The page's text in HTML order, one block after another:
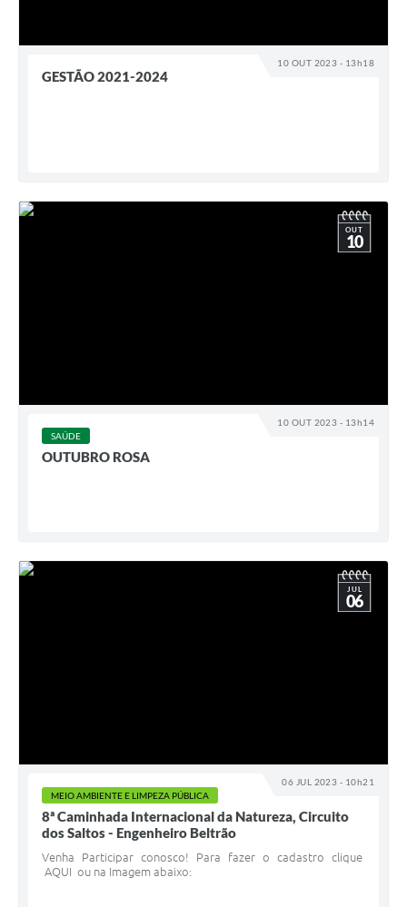
10 OUT 2023 - 13h18
GESTÃO 2021-2024
10 OUT 2023 - 13h14
OUT
10
SAÚDE
OUTUBRO ROSA
06 JUL 2023 - 10h21
JUL
06
MEIO AMBIENTE E LIMPEZA PÚBLICA
8ª Caminhada Internacional da Natureza, Circuito
dos Saltos - Engenheiro Beltrão
Venha Participar conosco! Para fazer o cadastro clique
AQUI ou na Imagem abaixo: